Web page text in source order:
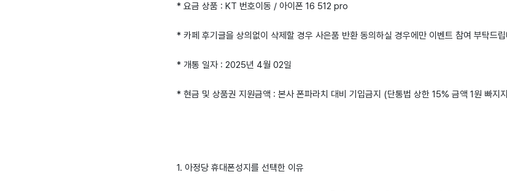
* 요금 상품 : KT 번호이동 / 아이폰 16 512 pro
* 카페 후기글을 상의없이 삭제할 경우 사은품 반환 동의하실 경우에만 이벤트 참여 부탁드
* 개통 일자 : 2025년 4월 02일
* 현금 및 상품권 지원금액 : 본사 폰파라치 대비 기입금지 (단통법 상한 15% 금액 1원 빠지
1. 아정당 휴대폰성지를 선택한 이유